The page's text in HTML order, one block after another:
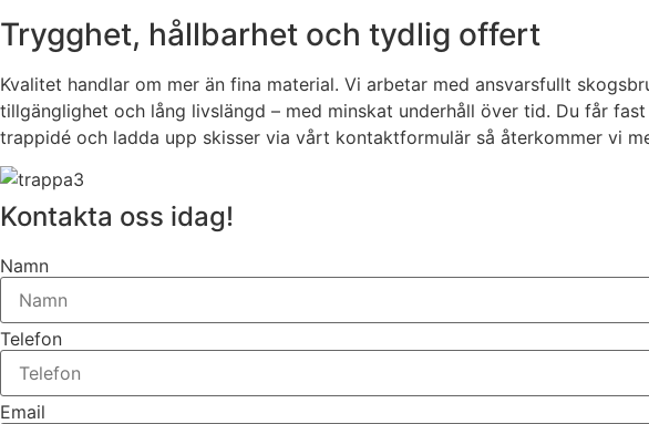
Trygghet, hållbarhet och tydlig offert
Kvalitet handlar om mer än fina material. Vi arbetar med ansvarsfullt
tillgänglighet och lång livslängd – med minskat underhåll över tid. Du får
trappidé och ladda upp skisser via vårt kontaktformulär så återkommer vi
Kontakta oss idag!
Namn
Telefon
Email